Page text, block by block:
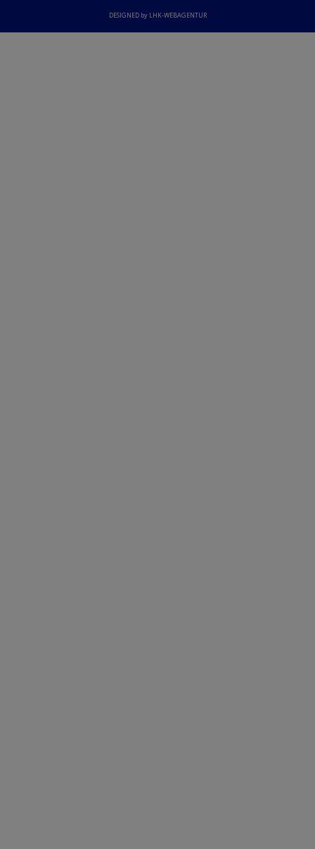
DESIGNED by LHK-WEBAGENTUR